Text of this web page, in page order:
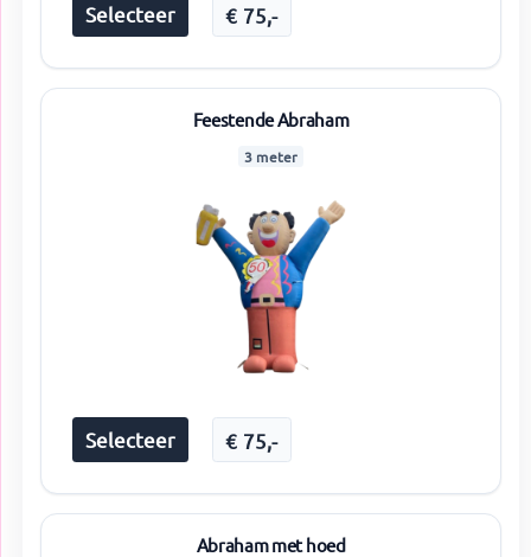
Selecteer € 75,-
Feestende Abraham
3 meter
Selecteer € 75,-
Abraham met hoed